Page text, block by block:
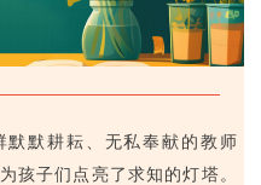
默耕耘、无私奉献的教师
孩子们点亮了求知的灯塔。